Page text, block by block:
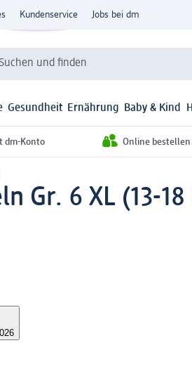
Kundenservice Jobs bei dm
Suchen und finden
Gesundheit Ernährung Baby & Kind
dm-Konto Online bestellen
Gr. 6 XL (13-